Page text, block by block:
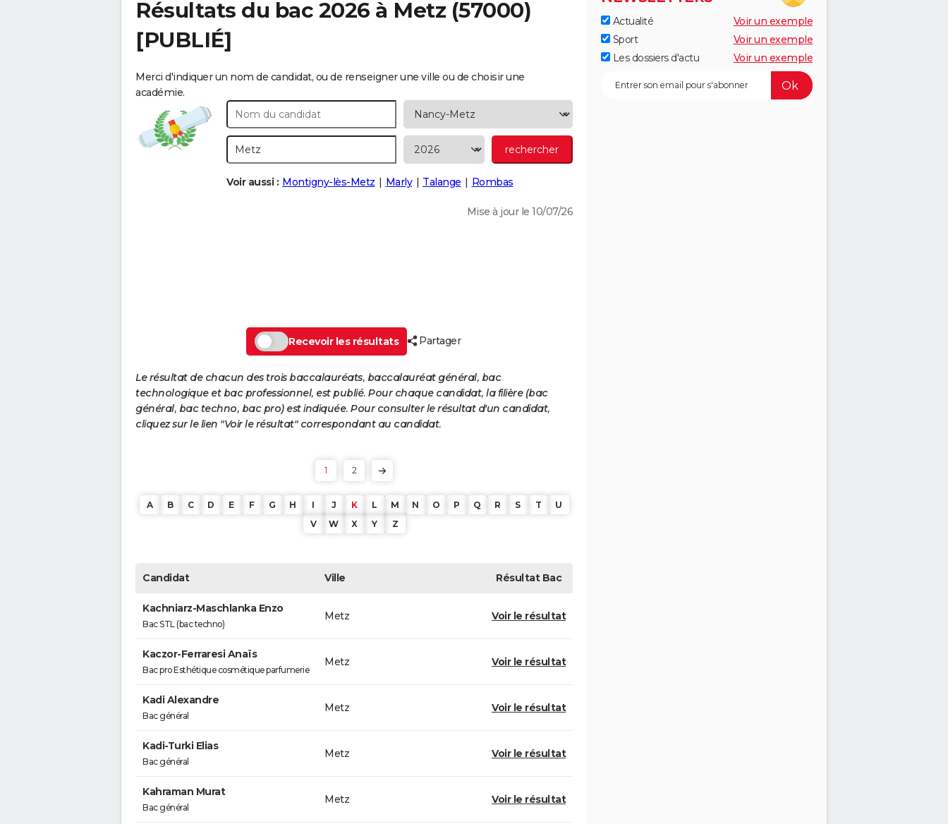
Résultats du bac 2026 à Metz (57000)
[PUBLIÉ]
Merci d'indiquer un nom de candidat, ou de renseigner une ville ou de choisir une
académie.
Voir aussi : Montigny-lès-Metz Marly Talange Rombas
Mise à jour le 10/07/26
Recevoir les résultats Partager
Le résultat de chacun des trois baccalauréats, baccalauréat général, bac
technologique et bac professionnel, est publié. Pour chaque candidat, la filière (bac
général, bac techno, bac pro) est indiquée. Pour consulter le résultat d'un candidat,
cliquez sur le lien "Voir le résultat" correspondant au candidat.
1 2
A B C D E F G H I J K L M N O P Q R S T
U
V
W X Y Z
Candidat Ville RésultatBac
Kachniarz-Maschlanka Enzo
Bac STL (bac techno)
Metz Voir le résultat
Kaczor-Ferraresi Anaïs
Bac pro Esthétique cosmétique parfumerie
Metz Voir le résultat
Kadi Alexandre
Bac général
Metz Voir le résultat
Kadi-Turki Elias
Bac général
Metz Voir le résultat
Kahraman Murat
Bac général
Metz Voir le résultat
Actualité
Voir un exemple
Sport
Voir un exemple
Les dossiers d'actu
Voir un exemple